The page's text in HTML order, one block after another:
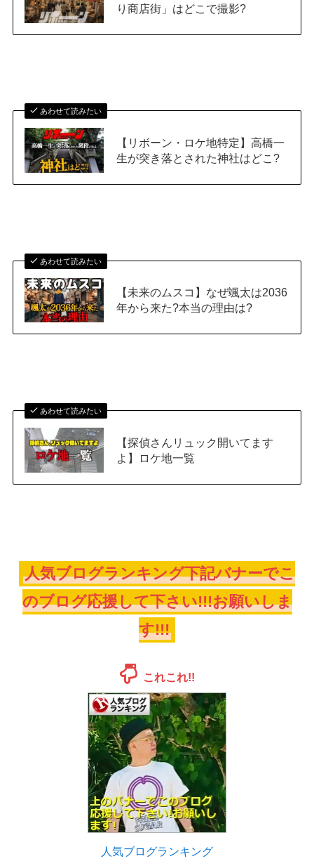
り商店街」はどこで撮影?
あわせて読みたい
【リボーン・ロケ地特定】高橋一
生が突き落とされた神社はどこ?
あわせて読みたい
【未来のムスコ】なぜ颯太は2036
年から来た?本当の理由は?
あわせて読みたい
【探偵さんリュック開いてます
よ】ロケ地一覧
人気ブログランキング下記バナーでこ
のブログ応援して下さい!!!お願いしま
す!!!
これこれ!!
人気ブログランキング